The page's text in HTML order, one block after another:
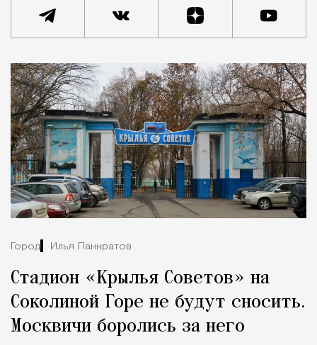
Город Илья Панкратов
Стадион «Крылья Советов» на
Соколиной Горе не будут сносить.
Москвичи боролись за него